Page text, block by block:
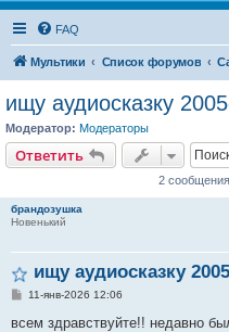
FAQ
Мультики Список форумов
ищу аудиосказку
Модератор: Модераторы
Ответить
2
брандозушка
Новенький
ищу аудиосказку
С
о
11-янв-2026 12:06
всем здравствуйте!! недавно